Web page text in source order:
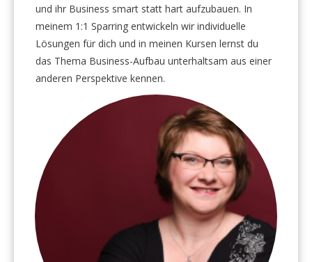
und ihr Business smart statt hart aufzubauen. In
meinem 1:1 Sparring entwickeln wir individuelle
Lösungen für dich und in meinen Kursen lernst du
das Thema Business-Aufbau unterhaltsam aus einer
anderen Perspektive kennen.